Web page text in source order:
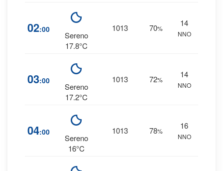
02:00
Sereno
17.8°C
1013 70%
14
NNO
03:00
Sereno
17.2°C
1013 72%
14
NNO
04:00
Sereno
16°C
1013 78%
16
NNO